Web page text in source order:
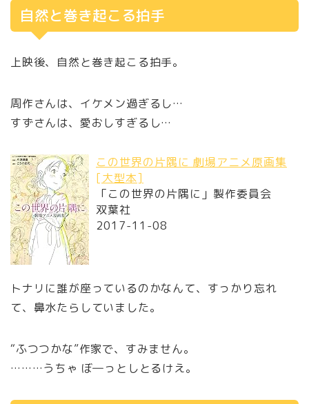
自然と巻き起こる拍手
上映後、自然と巻き起こる拍手。
周作さんは、イケメン過ぎるし…
すずさんは、愛おしすぎるし…
この世界の片隅に 劇場アニメ原画集
[大型本]
「この世界の片隅に」製作委員会
双葉社
2017-11-08
トナリに誰が座っているのかなんて、すっかり忘れ
て、鼻水たらしていました。
“ふつつかな”作家で、すみません。
………うちゃ ぼ―っとしとるけえ。